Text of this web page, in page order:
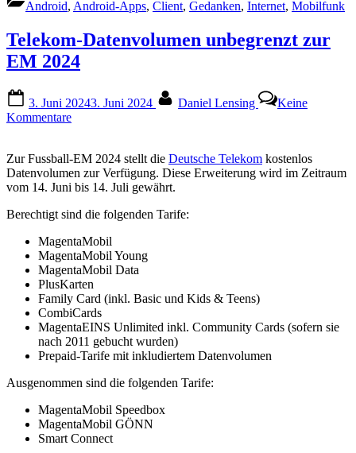
Android, Android-Apps, Client, Gedanken, Internet, Mobilfunk
Telekom-Datenvolumen unbegrenzt zur
EM 2024
on
3. Juni 20243. Juni 2024 Daniel Lensing
Keine
Kommentarezu
unbegrenzt
zur
EM
Zur Fussball-EM 2024 stellt die Deutsche Telekom kostenlos
Datenvolumen zur Verfügung. Diese Erweiterung wird im Zeitraum
vom 14. Juni bis 14. Juli gewährt.
Berechtigt sind die folgenden Tarife:
MagentaMobil
MagentaMobil Young
MagentaMobil Data
PlusKarten
Family Card (inkl. Basic und Kids & Teens)
CombiCards
MagentaEINS Unlimited inkl. Community Cards (sofern sie
nach 2011 gebucht wurden)
Prepaid-Tarife mit inkludiertem Datenvolumen
Ausgenommen sind die folgenden Tarife:
MagentaMobil Speedbox
MagentaMobil GÖNN
Smart Connect